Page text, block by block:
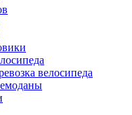
велосипеда